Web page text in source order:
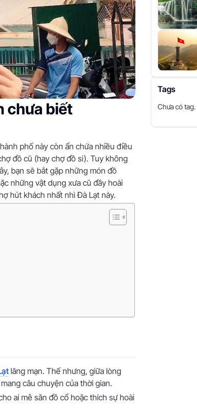
chưa biết
phố này còn ẩn chứa nhiều điều
đồ cũ (hay chợ đồ si). Tuy không
bạn sẽ bắt gặp những món đồ
những vật dụng xưa cũ đầy hoài
hút khách nhất nhì Đà Lạt này.
lãng mạn. Thế nhưng, giữa lòng
câu chuyện của thời gian.
ai mê săn đồ cổ hoặc thích sự hoài
Tags
Chưa có tag.